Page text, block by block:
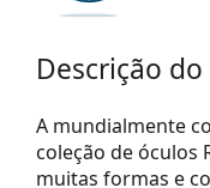
Descrição
A mundialmente
coleção de óculos
muitas formas e